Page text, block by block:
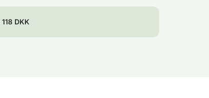
118 DKK